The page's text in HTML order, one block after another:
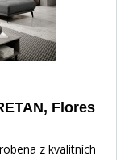
Flores
z kvalitních